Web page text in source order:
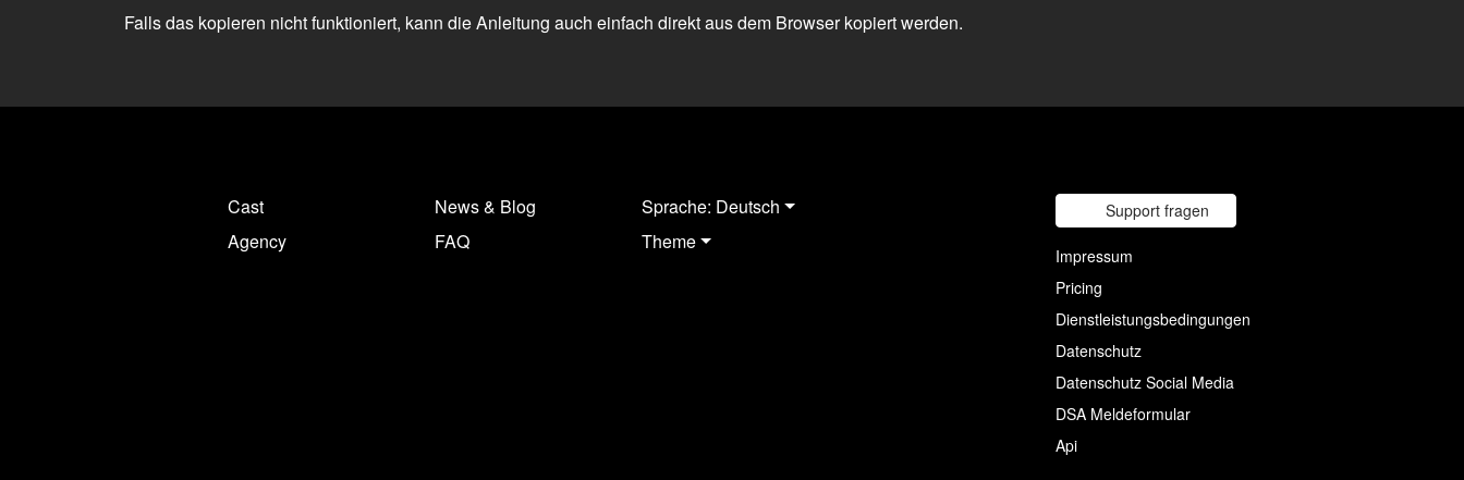
Falls das kopieren nicht funktioniert, kann die Anleitung auch einfach direkt aus dem Browser kopiert werden.
Cast
Agency
News & Blog
FAQ
Sprache: Deutsch
Theme
Support fragen
Impressum
Pricing
Dienstleistungsbedingungen
Datenschutz
Datenschutz Social Media
DSA Meldeformular
Api